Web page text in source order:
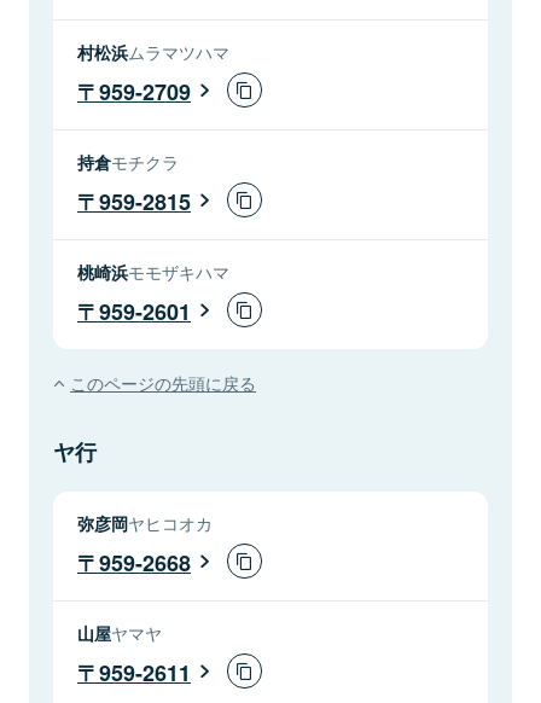
村松浜ムラマツハマ
959-2709
持倉モチクラ
959-2815
桃崎浜モモザキハマ
959-2601
このページの先頭に戻る
ヤ行
弥彦岡ヤヒコオカ
959-2668
山屋ヤマヤ
959-2611